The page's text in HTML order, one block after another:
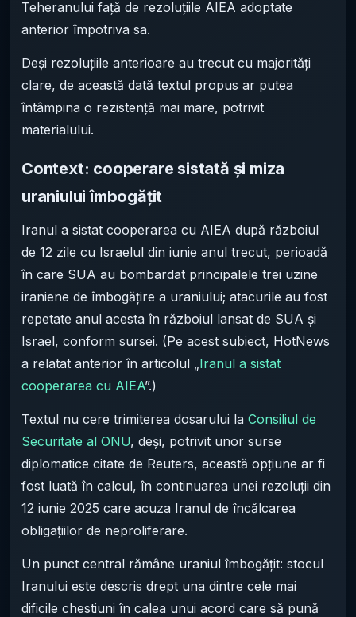
Teheranului față de rezoluțiile AIEA adoptate
anterior împotriva sa.
Deși rezoluțiile anterioare au trecut cu majorități
clare, de această dată textul propus ar putea
întâmpina o rezistență mai mare, potrivit
materialului.
Context: cooperare sistată și miza
uraniului îmbogățit
Iranul a sistat cooperarea cu AIEA după războiul
de 12 zile cu Israelul din iunie anul trecut, perioadă
în care SUA au bombardat principalele trei uzine
iraniene de îmbogățire a uraniului; atacurile au fost
repetate anul acesta în războiul lansat de SUA și
Israel, conform sursei. (Pe acest subiect, HotNews
a relatat anterior în articolul „Iranul a sistat
cooperarea cu AIEA”.)
Textul nu cere trimiterea dosarului la Consiliul de
Securitate al ONU, deși, potrivit unor surse
diplomatice citate de Reuters, această opțiune ar fi
fost luată în calcul, în continuarea unei rezoluții din
12 iunie 2025 care acuza Iranul de încălcarea
obligațiilor de neproliferare.
Un punct central rămâne uraniul îmbogățit: stocul
Iranului este descris drept una dintre cele mai
dificile chestiuni în calea unui acord care să pună